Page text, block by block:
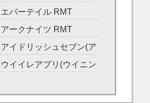
RMT
エバーテイル RMT
アークナイツ RMT
アイドリッシュセブン(ア
イナナ) RMT
ウイイレアプリ(ウイニン